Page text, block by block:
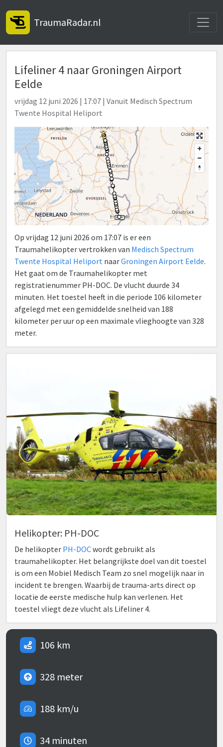
TraumaRadar.nl
Lifeliner 4 naar Groningen Airport
Eelde
vrijdag 12 juni 2026 | 17:07 | Vanuit Medisch Spectrum
Twente Hospital Heliport
Op vrijdag 12 juni 2026 om 17:07 is er een
Traumahelikopter vertrokken van Medisch Spectrum
Twente Hospital Heliport naarGroningen Airport Eelde.
Het gaat om de Traumahelikopter met
registratienummer PH-DOC. De vlucht duurde 34
minuten. Het toestel heeft in die periode 106 kilometer
afgelegd met een gemiddelde snelheid van 188
kilometer per uur op een maximale vlieghoogte van 328
meter.
Helikopter: PH-DOC
De helikopter PH-DOCwordt gebruikt als
traumahelikopter. Het belangrijkste doel van dit toestel
is om een Mobiel Medisch Team zo snel mogelijk naar in
incident te brengen. Waarbij de trauma-arts direct op
locatie de eerste medische hulp kan verlenen. Het
toestel vliegt deze vlucht als Lifeliner 4.
106 km
328 meter
188 km/u
34 minuten